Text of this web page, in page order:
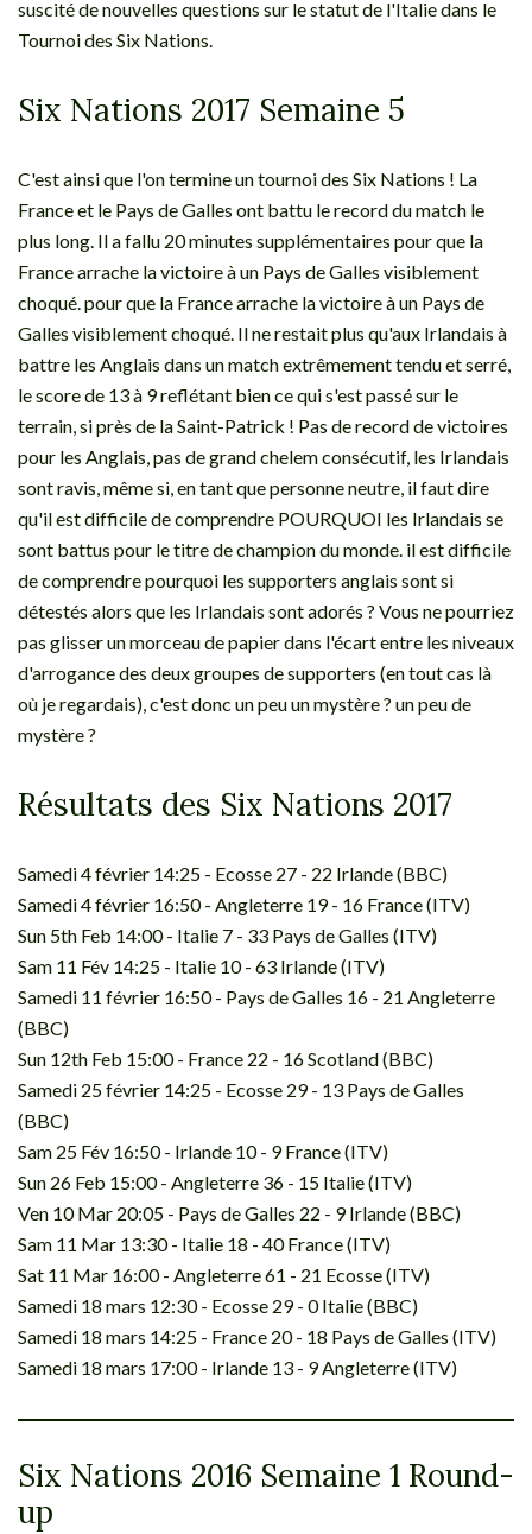
suscité de nouvelles questions sur le statut de l'Italie dans le
Tournoi des Six Nations.
Six Nations 2017 Semaine 5
C'est ainsi que l'on termine un tournoi des Six Nations ! La
France et le Pays de Galles ont battu le record du match le
plus long. Il a fallu 20 minutes supplémentaires pour que la
France arrache la victoire à un Pays de Galles visiblement
choqué. pour que la France arrache la victoire à un Pays de
Galles visiblement choqué. Il ne restait plus qu'aux Irlandais à
battre les Anglais dans un match extrêmement tendu et serré,
le score de 13 à 9 reflétant bien ce qui s'est passé sur le
terrain, si près de la Saint-Patrick ! Pas de record de victoires
pour les Anglais, pas de grand chelem consécutif, les Irlandais
sont ravis, même si, en tant que personne neutre, il faut dire
qu'il est difficile de comprendre POURQUOI les Irlandais se
sont battus pour le titre de champion du monde. il est difficile
de comprendre pourquoi les supporters anglais sont si
détestés alors que les Irlandais sont adorés ? Vous ne pourriez
pas glisser un morceau de papier dans l'écart entre les niveaux
d'arrogance des deux groupes de supporters (en tout cas là
où je regardais), c'est donc un peu un mystère ? un peu de
mystère ?
Résultats des Six Nations 2017
Samedi 4 février 14:25 - Ecosse 27 - 22 Irlande (BBC)
Samedi 4 février 16:50 - Angleterre 19 - 16 France (ITV)
Sun 5th Feb 14:00 - Italie 7 - 33 Pays de Galles (ITV)
Sam 11 Fév 14:25 - Italie 10 - 63 Irlande (ITV)
Samedi 11 février 16:50 - Pays de Galles 16 - 21 Angleterre
(BBC)
Sun 12th Feb 15:00 - France 22 - 16 Scotland (BBC)
Samedi 25 février 14:25 - Ecosse 29 - 13 Pays de Galles
(BBC)
Sam 25 Fév 16:50 - Irlande 10 - 9 France (ITV)
Sun 26 Feb 15:00 - Angleterre 36 - 15 Italie (ITV)
Ven 10 Mar 20:05 - Pays de Galles 22 - 9 Irlande (BBC)
Sam 11 Mar 13:30 - Italie 18 - 40 France (ITV)
Sat 11 Mar 16:00 - Angleterre 61 - 21 Ecosse (ITV)
Samedi 18 mars 12:30 - Ecosse 29 - 0 Italie (BBC)
Samedi 18 mars 14:25 - France 20 - 18 Pays de Galles (ITV)
Samedi 18 mars 17:00 - Irlande 13 - 9 Angleterre (ITV)
Six Nations 2016 Semaine 1 Round-
up